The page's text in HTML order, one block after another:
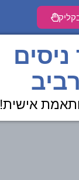
אישית!